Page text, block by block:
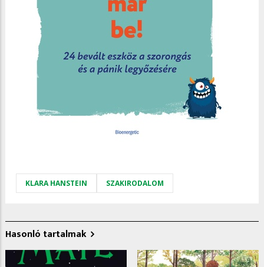
KLARA HANSTEIN SZAKIRODALOM
Hasonló tartalmak